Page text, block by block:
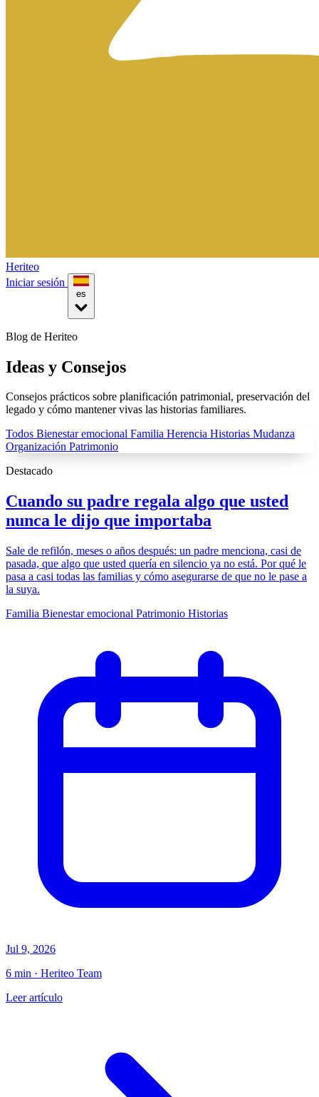
Heriteo
Iniciar sesión
Blog de Heriteo
Ideas y Consejos
Consejos prácticos sobre planificación patrimonial, preservación del
legado y cómo mantener vivas las historias familiares.
Todos Bienestar emocional Familia Herencia Historias Mudanza
Organización Patrimonio
Destacado
Cuando su padre regala algo que usted
nunca le dijo que importaba
Sale de refilón, meses o años después: un padre menciona, casi de
pasada, que algo que usted quería en silencio ya no está. Por qué le
pasa a casi todas las familias y cómo asegurarse de que no le pase a
la suya.
Familia Bienestar emocional Patrimonio Historias
Jul 9, 2026
6 min · Heriteo Team
Leer artículo